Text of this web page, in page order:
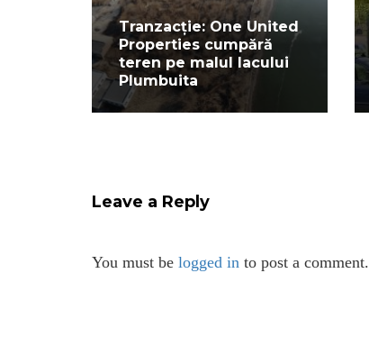
Tranzacție: One United
Properties cumpără
teren pe malul lacului
Plumbuita
Leave a Reply
You must be logged in to post a comment.